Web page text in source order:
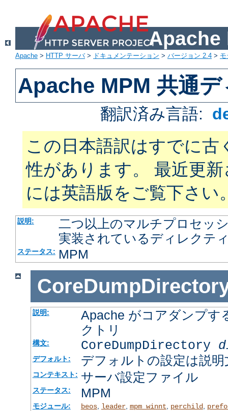
Apache
Apache > HTTP サーバ> ドキュメンテーション > バージョン 2.4 >
Apache MPM 共通
翻訳済み言語:
この日本語訳はすでに古
性があります。 最近更
には英語版をご覧下さい
説明:
二つ以上のマルチプロセッ
実装されているディレクテ
ステータス: MPM
説明:
Apache がコアダンプす
クトリ
構文: CoreDumpDirectory
デフォルト: デフォルトの設定は説
コンテキスト: サーバ設定ファイル
ステータス: MPM
モジュール: beos, leader, mpm_winnt perchild,